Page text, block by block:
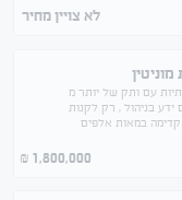
לא צויין מחיר
עם ותק של יותר מ
ידע בניהול , רק לקנות
במאות אלפים
1,800,000
₪